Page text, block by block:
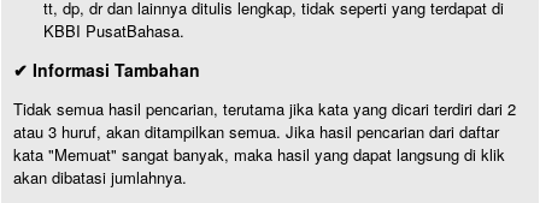
tt, dp, dr dan lainnya ditulis lengkap, tidak seperti yang terdapat di
KBBI PusatBahasa.
✔ Informasi Tambahan
Tidak semua hasil pencarian, terutama jika kata yang dicari terdiri dari 2
atau 3 huruf, akan ditampilkan semua. Jika hasil pencarian dari daftar
kata "Memuat" sangat banyak, maka hasil yang dapat langsung di klik
akan dibatasi jumlahnya.